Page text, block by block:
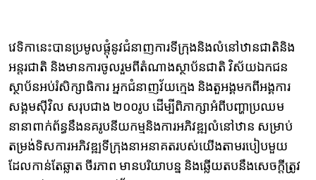
វេទិកានេះបានប្រមូលផ្តុំនូវជំនាញការទីក្រុងនិងលំនៅឋានជាតិនិង
អន្តរជាតិ និងមានការចូលរួមពីតំណាងស្ថាប័នជាតិ វិស័យឯកជន​
ស្ថាប័នអប់រំសិក្សាធិការ អ្នកជំនាញវ័យក្មេង និងតួអង្គមកពីអង្គការ
សង្គមស៊ីវិល សរុបជាង ២០០រូប ដើម្បីពិភាក្សាអំពីបញ្ហាប្រឈម
នានាពាក់ព័ន្ធនឹងនគរូបនីយកម្មនិងការអភិវឌ្ឍលំនៅឋាន សម្រាប់
តម្រង់ទិសការអភិវឌ្ឍទីក្រុងនាអនាគតរបស់យើងតាមរបៀបមួយ
ដែលកាន់តែឆ្លាត ចីរភាព មានបរិយាបន្ន និងឆ្លើយតបនឹងសេចក្តីត្រូវ